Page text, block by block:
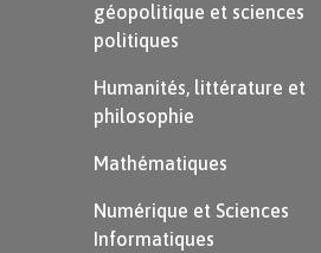
géopolitique et sciences
politiques
Humanités, littérature et
philosophie
Mathématiques
Numérique et Sciences
Informatiques